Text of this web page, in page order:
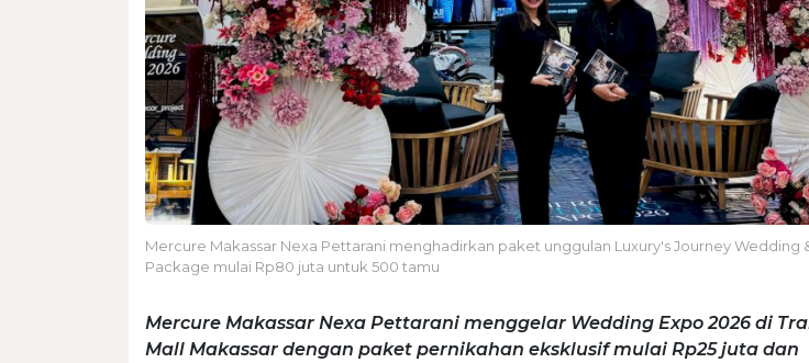
Mercure Makassar Nexa Pettarani menghadirkan paket unggulan Luxury's Journey Wedding
Package mulai Rp80 juta untuk 500 tamu
Mercure Makassar Nexa Pettarani menggelar Wedding Expo 2026 di
Mall Makassar dengan paket pernikahan eksklusif mulai Rp25 juta dan